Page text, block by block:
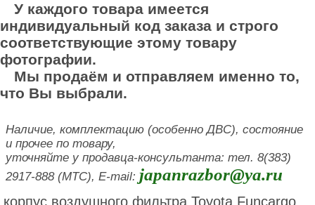
У каждого товара имеется
индивидуальный код заказа и строго
соответствующие этому товару
фотографии.
Мы продаём и отправляем именно то,
что Вы выбрали.
Наличие, комплектацию (особенно ДВС), состояние
и прочее по товару,
уточняйте у продавца-консультанта: тел. 8(383)
2917-888 (МТС), E-mail: japanrazbor@ya.ru
корпус воздушного фильтра Toyota Funcargo